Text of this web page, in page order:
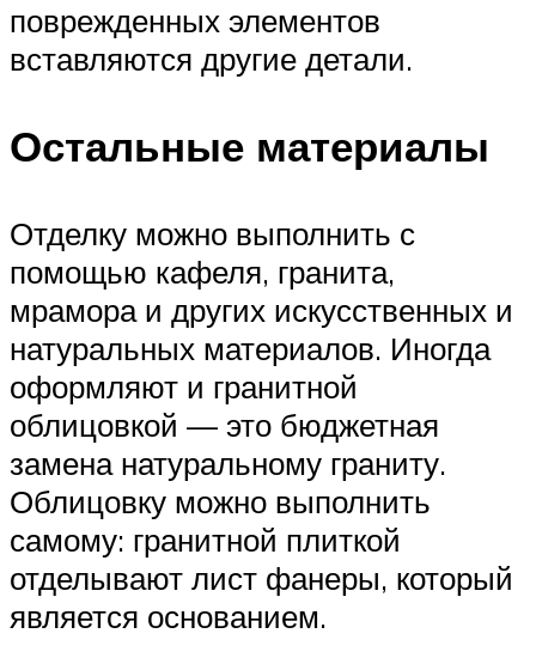
поврежденных элементов
вставляются другие детали.
Остальные материалы
Отделку можно выполнить с
помощью кафеля, гранита,
мрамора и других искусственных и
натуральных материалов. Иногда
оформляют и гранитной
облицовкой — это бюджетная
замена натуральному граниту.
Облицовку можно выполнить
самому: гранитной плиткой
отделывают лист фанеры, который
является основанием.